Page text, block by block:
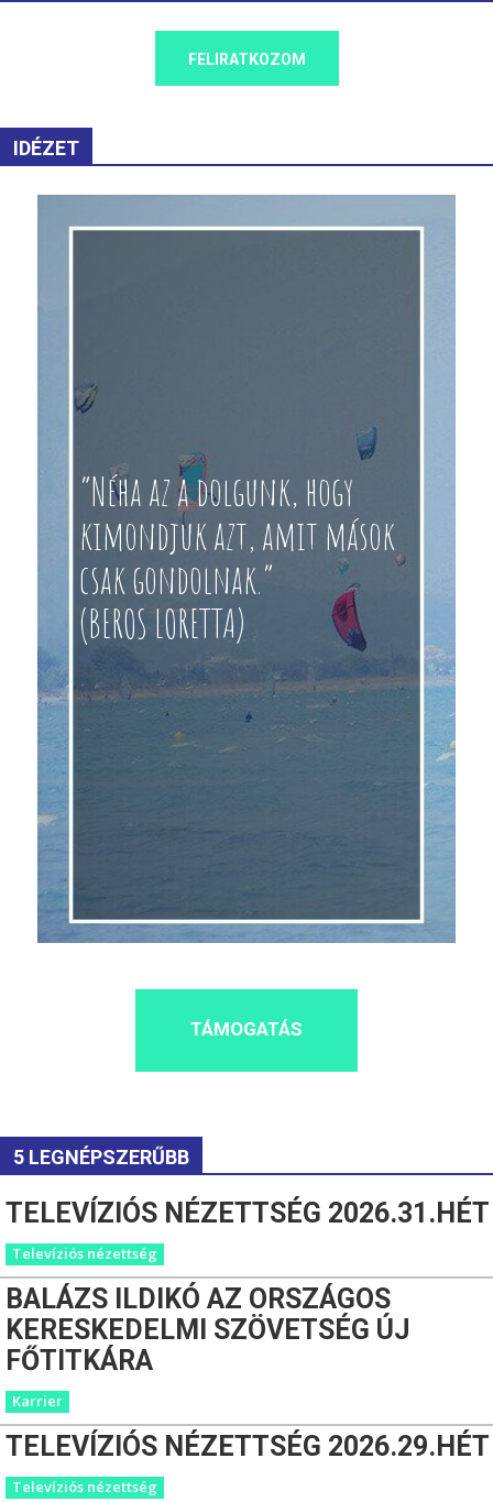
FELIRATKOZOM
IDÉZET
“Néha az a dolgunk, hogy
kimondjuk azt, amit mások
csak gondolnak.”
(BEROS LORETTA)
TÁMOGATÁS
5 LEGNÉPSZERŰBB
TELEVÍZIÓS NÉZETTSÉG 2026.31.HÉT
Televíziós nézettség
BALÁZS ILDIKÓ AZ ORSZÁGOS
KERESKEDELMI SZÖVETSÉG ÚJ
FŐTITKÁRA
Karrier
TELEVÍZIÓS NÉZETTSÉG 2026.29.HÉT
Televíziós nézettség